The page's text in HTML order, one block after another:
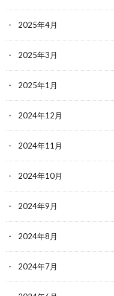
2025年4月
2025年3月
2025年1月
2024年12月
2024年11月
2024年10月
2024年9月
2024年8月
2024年7月